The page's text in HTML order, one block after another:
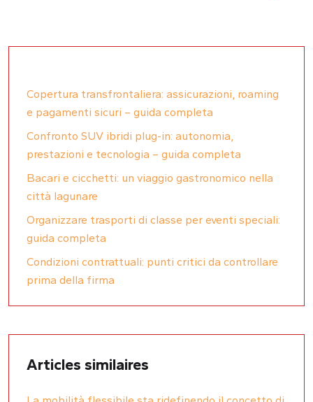
Copertura transfrontaliera: assicurazioni, roaming
e pagamenti sicuri – guida completa
Confronto SUV ibridi plug-in: autonomia,
prestazioni e tecnologia – guida completa
Bacari e cicchetti: un viaggio gastronomico nella
città lagunare
Organizzare trasporti di classe per eventi speciali:
guida completa
Condizioni contrattuali: punti critici da controllare
prima della firma
Articles similaires